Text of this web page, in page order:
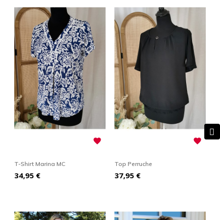

T-Shirt Marina MC
Prix
34,95 €

Top Perruche
Prix
37,95 €